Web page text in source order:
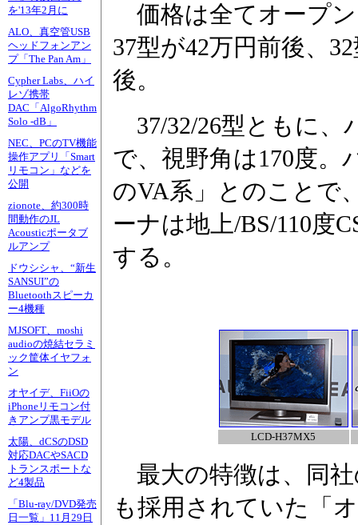
を'13年2月に
ALO、真空管USB
ヘッドフォンアン
プ「The Pan Am」
Cypher Labs、ハイ
レゾ携帯
DAC「AlgoRhythm
Solo -dB」
NEC、PCのTV機能
操作アプリ「Smart
リモコン」などを
公開
zionote、約300時
間動作のJL
Acousticポータブ
ルアンプ
ドウシシャ、“新生
SANSUI”の
Bluetoothスピーカ
ー4機種
MJSOFT、moshi
audioの焼結セラミ
ック筐体イヤフォ
ン
オヤイデ、FiiOの
iPhoneリモコン付
きアンプ黒モデル
太陽、dCSのDSD
対応DACやSACD
トランスポートな
ど4製品
「Blu-ray/DVD発売
日一覧」11月29日
価格は全てオープ
37型が42万円前後、
後。
37/32/26型ともに、
で、視野角は170度。
のVA系」とのことで
ーナは地上/BS/110度
する。
LCD-H37MX5
最大の特徴は、同
も採用されていた「